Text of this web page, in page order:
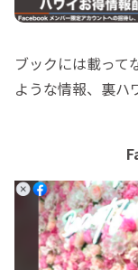
ブックには載って
ような情報、裏ハ